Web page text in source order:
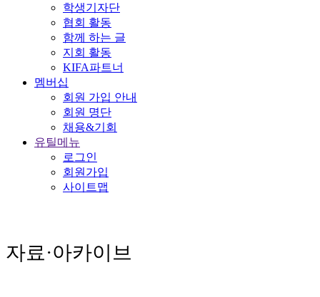
학생기자단
협회 활동
함께 하는 글
지회 활동
KIFA파트너
멤버십
회원 가입 안내
회원 명단
채용&기회
유틸메뉴
로그인
회원가입
사이트맵
자료·아카이브